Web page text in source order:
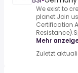
We exist to
planet.Join
Certification
Mehr
Zuletzt